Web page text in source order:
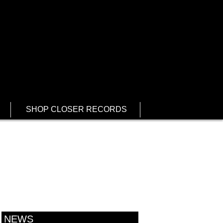
SHOP CLOSER RECORDS
NEWS